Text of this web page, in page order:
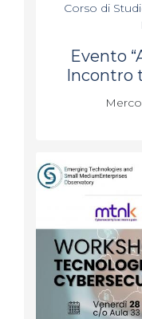
Corso di
Evento
Incontro